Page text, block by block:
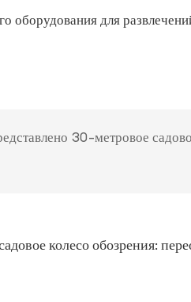
оборудования для
30-метровое
колесо обозрения: